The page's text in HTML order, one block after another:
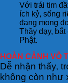
Với trái tim
ích kỷ, sống
đang mong
Thầy dạy,
Phật.
HOÀN CẢNH VÔ
Dễ nhận thấy,
không còn như